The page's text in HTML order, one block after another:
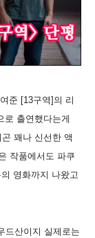
준 [13구역]의 리
로 출연했다는게
꽤나 신선한 액
작품에서도 파쿠
영화까지 나왔고
드산이지 실제로는